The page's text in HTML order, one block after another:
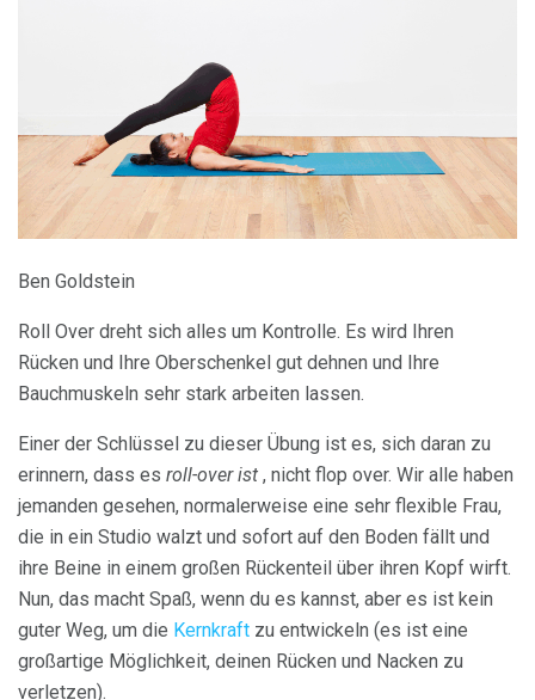
Ben Goldstein
Roll Over dreht sich alles um Kontrolle. Es wird Ihren
Rücken und Ihre Oberschenkel gut dehnen und Ihre
Bauchmuskeln sehr stark arbeiten lassen.
Einer der Schlüssel zu dieser Übung ist es, sich daran zu
erinnern, dass es roll-over ist , nicht flop over. Wir alle haben
jemanden gesehen, normalerweise eine sehr flexible Frau,
die in ein Studio walzt und sofort auf den Boden fällt und
ihre Beine in einem großen Rückenteil über ihren Kopf wirft.
Nun, das macht Spaß, wenn du es kannst, aber es ist kein
guter Weg, um die Kernkraft zu entwickeln (es ist eine
großartige Möglichkeit, deinen Rücken und Nacken zu
verletzen).